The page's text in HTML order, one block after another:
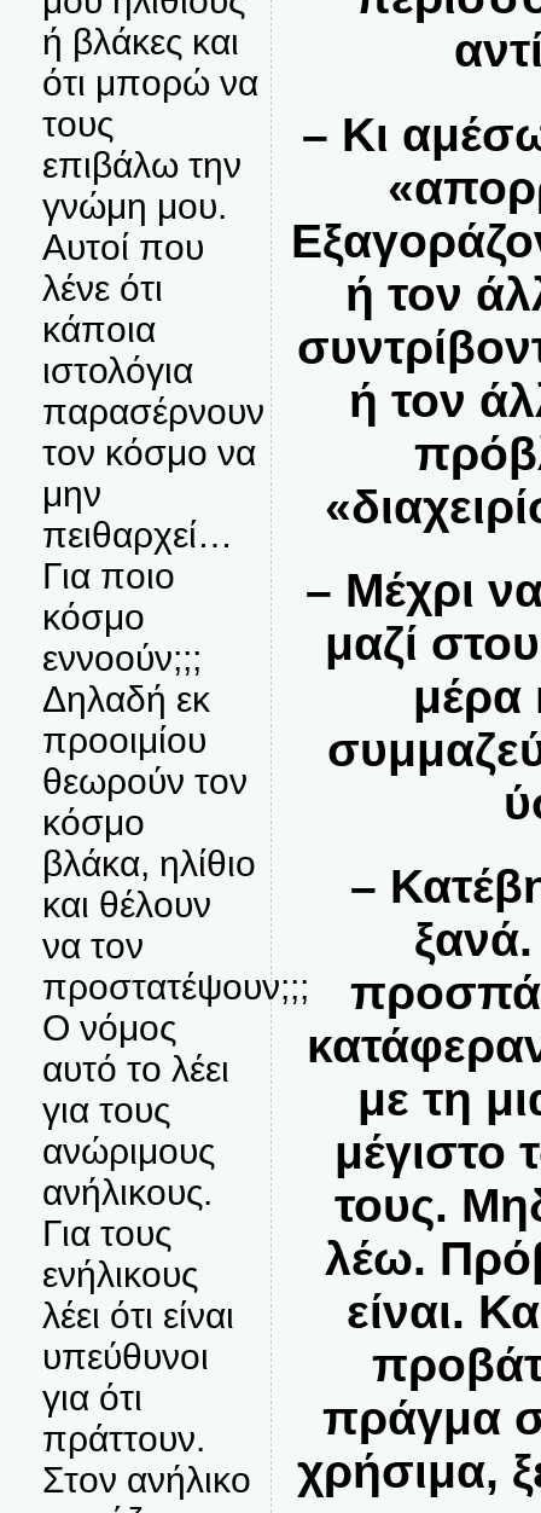
ή βλάκες και
ότι μπορώ να
τους
επιβάλω την
γνώμη μου.
Αυτοί που
λένε ότι
κάποια
ιστολόγια
παρασέρνουν
τον κόσμο να
μην
πειθαρχεί…
Για ποιο
κόσμο
εννοούν;;;
Δηλαδή εκ
προοιμίου
θεωρούν τον
κόσμο
βλάκα, ηλίθιο
και θέλουν
να τον
προστατέψουν;;;
Ο νόμος
αυτό το λέει
για τους
ανώριμους
ανήλικους.
Για τους
ενήλικους
λέει ότι είναι
υπεύθυνοι
για ότι
πράττουν.
Στον ανήλικο
– Κι
ή τον
ή τον
– Μέχρι
μαζί
μέρα
–
με τη
μέγιστο
τους.
λέω.
είναι.
πράγμα
χρήσιμα,